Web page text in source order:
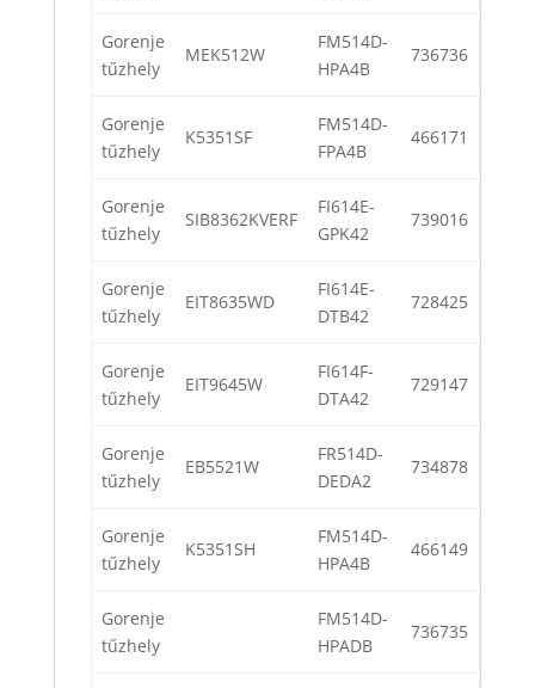
Gorenje
tűzhely
MEK512W
FM514D-
HPA4B
736736
Gorenje
tűzhely
K5351SF
FM514D-
FPA4B
466171
Gorenje
tűzhely
SIB8362KVERF
FI614E-
GPK42
739016
Gorenje
tűzhely
EIT8635WD
FI614E-
DTB42
728425
Gorenje
tűzhely
EIT9645W
FI614F-
DTA42
729147
Gorenje
tűzhely
EB5521W
FR514D-
DEDA2
734878
Gorenje
tűzhely
K5351SH
FM514D-
HPA4B
466149
Gorenje
tűzhely
FM514D-
HPADB
736735